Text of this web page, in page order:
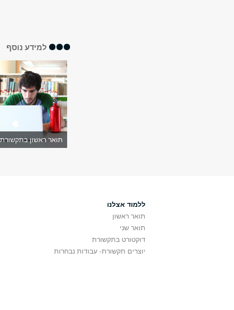
למידע נוסף
תואר ראשון
ללמוד אצלנו
תואר ראשון
תואר שני
דוקטורט בתקשורת
יוצרים תקשורת- עבודות נבחרות